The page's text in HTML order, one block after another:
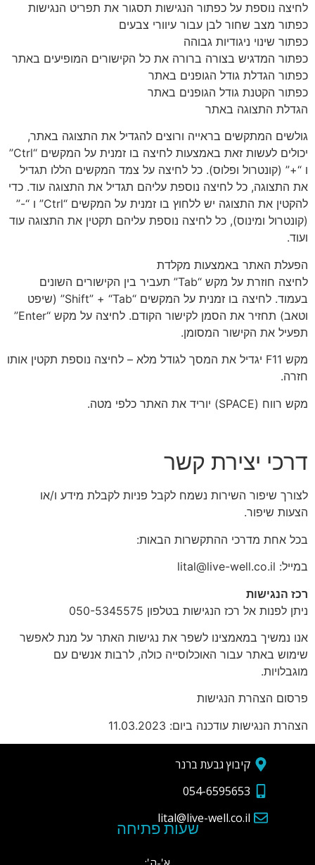
לחיצה נוספת על כפתור הנגישות תסגור את תפריט הנגישות
כפתור מצב שחור לבן עבור עיוורי צבעים
כפתור שינוי ניגודיות גבוהה
כפתור המדגיש בצורה ברורה את כל הקישורים המופיעים באתר
כפתור הגדלת גודל הגופנים באתר
כפתור הקטנת גודל הגופנים באתר
הגדלת התצוגה באתר
גולשים המתקשים בראייה ורוצים להגדיל את התצוגה באתר,
יכולים לעשות זאת באמצעות לחיצה בו זמנית על המקשים “Ctrl”
ו “+” (קונטרול ופלוס). כל לחיצה על צמד המקשים הללו תגדיל
את התצוגה, כל לחיצה נוספת עליהם תגדיל את התצוגה עוד. כדי
להקטין את התצוגה יש ללחוץ בו זמנית על המקשים “Ctrl” ו “-”
(קונטרול ומינוס), כל לחיצה נוספת עליהם תקטין את התצוגה עוד
ועוד.
הפעלת האתר באמצעות מקלדת
לחיצה חוזרת על מקש “Tab” תעביר בין הקישורים השונים
בעמוד. לחיצה בו זמנית על המקשים “Shift” + “Tab” (שיפט
וטאב) תחזיר את הסמן לקישור הקודם. לחיצה על מקש “Enter”
תפעיל את הקישור המסומן.
מקש F11 יגדיל את המסך לגודל מלא – לחיצה נוספת תקטין אותו
חזרה.
מקש רווח (SPACE) יוריד את האתר כלפי מטה.
דרכי יצירת קשר
לצורך שיפור השירות נשמח לקבל פניות לקבלת מידע ו/או
הצעות שיפור.
בכל אחת מדרכי ההתקשרות הבאות:
במייל: lital@live-well.co.il
רכז הנגישות
ניתן לפנות אל רכז הנגישות בטלפון 050-5345575
אנו נמשיך במאמצינו לשפר את נגישות האתר על מנת לאפשר
שימוש באתר עבור האוכלוסייה כולה, לרבות אנשים עם
מוגבלויות.
פרסום הצהרת הנגישות
הצהרת הנגישות עודכנה ביום: 11.03.2023
קיבוץ גבעת ברנר
054-6595653
lital@live-well.co.il
שעות פתיחה